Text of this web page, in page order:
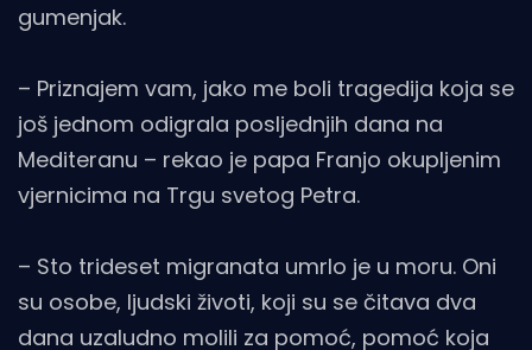
gumenjak.
– Priznajem vam, jako me boli tragedija koja se
još jednom odigrala posljednjih dana na
Mediteranu – rekao je papa Franjo okupljenim
vjernicima na Trgu svetog Petra.
– Sto trideset migranata umrlo je u moru. Oni
su osobe, ljudski životi, koji su se čitava dva
dana uzaludno molili za pomoć, pomoć koja